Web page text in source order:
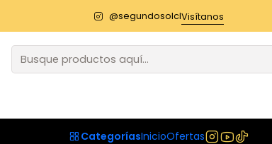
CategoríasInicioOfertas
@segundosolclVisítanos